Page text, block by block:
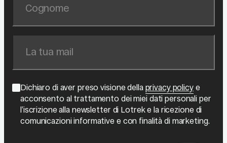
Dichiaro di aver preso visione della privacy policye
acconsento al trattamento dei miei dati personali per
l’iscrizione alla newsletter di Lotrek e la ricezione di
comunicazioni informative e con finalità di marketing.